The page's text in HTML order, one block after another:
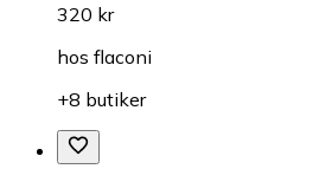
320 kr
hos flaconi
+8 butiker